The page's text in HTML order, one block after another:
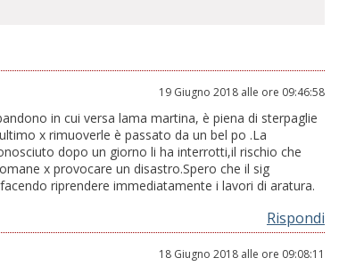
19 Giugno 2018 alle ore 09:46:58
in cui versa lama martina, è piena di sterpaglie
x rimuoverle è passato da un bel po .La
dopo un giorno li ha interrotti,il rischio che
x provocare un disastro.Spero che il sig
riprendere immediatamente i lavori di aratura.
Rispondi
18 Giugno 2018 alle ore 09:08:11